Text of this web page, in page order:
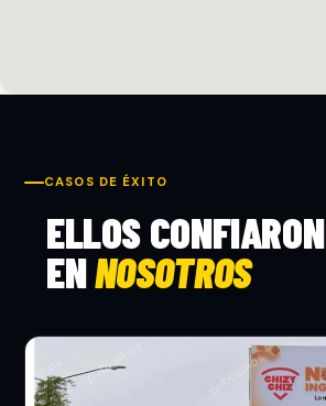
CASOS DE ÉXITO
ELLOS CONFIARON
ENNOSOTROS